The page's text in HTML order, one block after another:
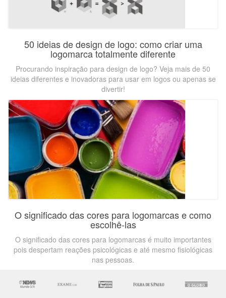
50 ideias de design de logo: como criar uma
logomarca totalmente diferente
Procurando inspiração para design de logo? Veja mais de 50
ideias diferentes e inovadoras para usar em logos ou apenas se
divertir!
O significado das cores para logomarcas e como
escolhê-las
O significado das cores para logomarcas é muito importantes
pois despertam reações psicológicas e até mesmo fisiológicas
nas pessoas.